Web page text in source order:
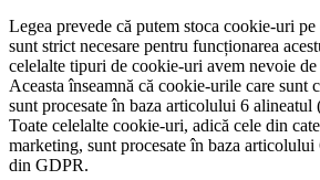
Legea prevede că putem stoca cookie-uri
sunt strict necesare pentru funcționarea
celelalte tipuri de cookie-uri avem nevoie
Aceasta înseamnă că cookie-urile care sunt
sunt procesate în baza articolului 6
Toate celelalte cookie-uri, adică cele din
marketing, sunt procesate în baza
din GDPR.